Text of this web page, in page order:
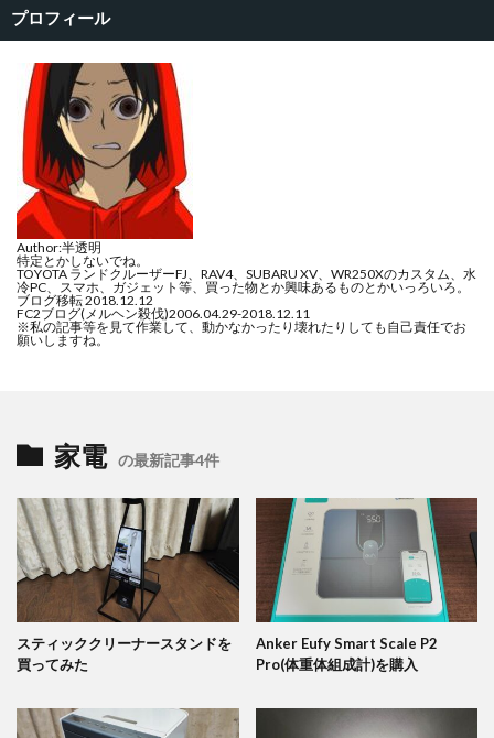
プロフィール
Author:半透明
特定とかしないでね。
TOYOTA ランドクルーザーFJ、RAV4、SUBARU XV、WR250Xのカスタム、水
冷PC、スマホ、ガジェット等、買った物とか興味あるものとかいっろいろ。
ブログ移転 2018.12.12
FC2ブログ(メルヘン殺伐)2006.04.29-2018.12.11
※私の記事等を見て作業して、動かなかったり壊れたりしても自己責任でお
願いしますね。
家電 の最新記事4件
スティッククリーナースタンドを
買ってみた
Anker Eufy Smart Scale P2
Pro(体重体組成計)を購入